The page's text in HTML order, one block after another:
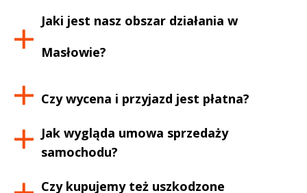
Jaki jest nasz obszar działania w
Masłowie?
Czy wycena i przyjazd jest płatna?
Jak wygląda umowa sprzedaży
samochodu?
Czy kupujemy też uszkodzone